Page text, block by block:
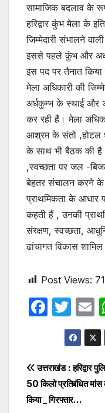
सामाजिक बदलाव के
हरिद्वार कुंभ मेला के
जिम्मेदारी संभालने
इससे पहले कुंभ और
इस पद पर तैनात किया
मेला अधिकारी की
अर्धकुम्भ के स्थाई और
कर रही हैं। मेला
आश्रम के संतो ,होटल
के साथ भी बैठक की है।
,स्वच्छता पर जल -
बेहतर संचालन करने के
प्राथमिकता के आधार
कहती हैं , उनकी
संरक्षण, स्वच्छता,
ढांचागत विकास
Post Views: 71
F
e
b
o
T
w
itt
er
E
Post
उत्तराखंड : हरिद्वार
50 किलो प्रतिबंधित
किया _ गिरफ्तार…